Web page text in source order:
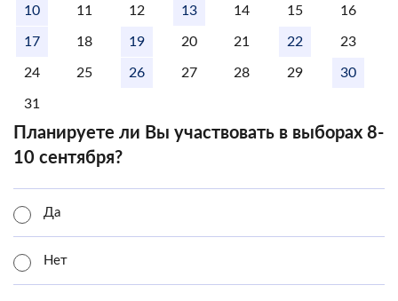
10 11 12 13 14 15 16
17 18 19 20 21 22 23
24 25 26 27 28 29 30
31
Планируете ли Вы участвовать в выборах 8-
10 сентября?
Да
Нет